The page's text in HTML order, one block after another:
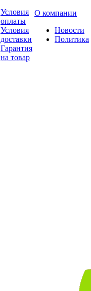
Условия
оплаты
Условия
доставки
Гарантия
на товар
О компании
Новости
Политика